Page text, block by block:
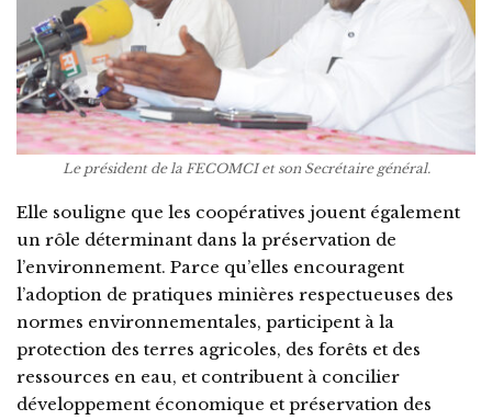
Le président de la FECOMCI et son Secrétaire général.
Elle souligne que les coopératives jouent également
un rôle déterminant dans la préservation de
l’environnement. Parce qu’elles encouragent
l’adoption de pratiques minières respectueuses des
normes environnementales, participent à la
protection des terres agricoles, des forêts et des
ressources en eau, et contribuent à concilier
développement économique et préservation des